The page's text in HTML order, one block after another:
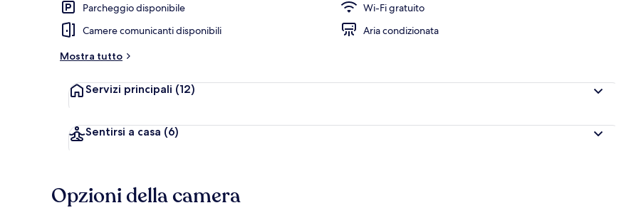
Parcheggio disponibile
Wi-Fi gratuito
Camere comunicanti disponibili
Aria condizionata
Mostra tutto
Servizi principali (12)
Sentirsi a casa (6)
Opzioni della camera